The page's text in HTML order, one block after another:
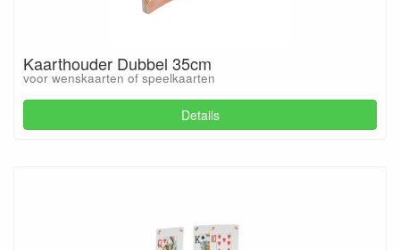
Kaarthouder Dubbel 35cm
voor wenskaarten of speelkaarten
Details